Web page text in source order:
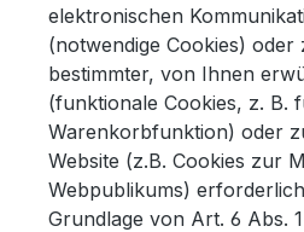
elektronischen
(notwendige Cookies)
bestimmter, von Ihnen
(funktionale Cookies, z. B.
Warenkorbfunktion) oder
Website (z.B. Cookies zur
Webpublikums)
Grundlage von Art. 6 Abs.